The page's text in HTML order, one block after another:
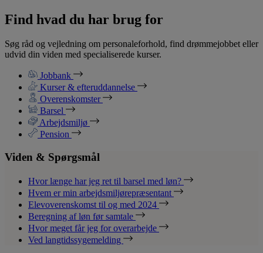
Find hvad du har brug for
Søg råd og vejledning om personaleforhold, find drømmejobbet eller
udvid din viden med specialiserede kurser.
Jobbank
Kurser & efteruddannelse
Overenskomster
Barsel
Arbejdsmiljø
Pension
Viden & Spørgsmål
Hvor længe har jeg ret til barsel med løn?
Hvem er min arbejdsmiljørepræsentant
Elevoverenskomst til og med 2024
Beregning af løn før samtale
Hvor meget får jeg for overarbejde
Ved langtidssygemelding